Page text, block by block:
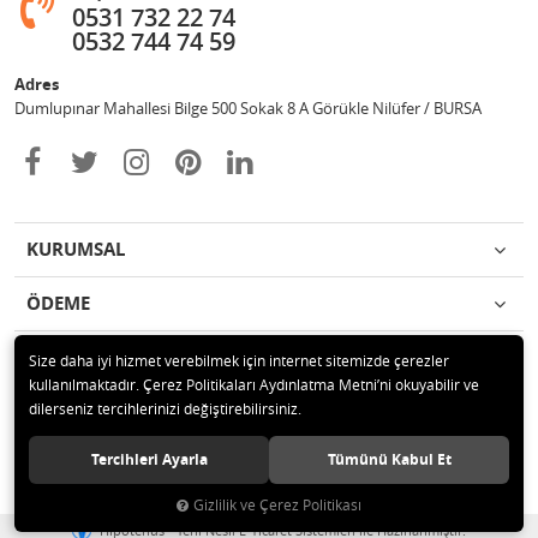
0531 732 22 74
0532 744 74 59
Adres
Dumlupınar Mahallesi Bilge 500 Sokak 8 A Görükle Nilüfer / BURSA
KURUMSAL
ÖDEME
İLETİŞİM
© 2020 MAG OTOMOTİV Tüm hakları saklıdır.
Hipotenüs Yeni Nesil E-Ticaret Sistemleri ile Hazırlanmıştır.
Size daha iyi hizmet verebilmek için internet sitemizde çerezler
kullanılmaktadır. Çerez Politikaları Aydınlatma Metni’ni okuyabilir ve
dilerseniz tercihlerinizi değiştirebilirsiniz.
Tercihleri Ayarla Tümünü Kabul Et
Gizlilik ve Çerez Politikası